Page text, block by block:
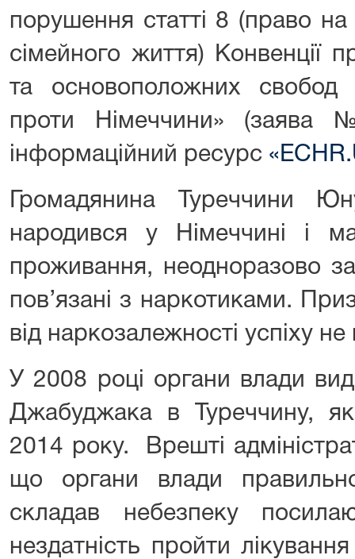
порушення статті 8 (право на
сімейного життя) Конвенції
та основоположних
проти Німеччини» (заява
інформаційний ресурс
Громадянина Туреччини
народився у Німеччині і
проживання, неодноразово
пов’язані з наркотиками.
від наркозалежності успіху
У 2008 році органи влади
Джабуджака в Туреччину,
2014 року. Врешті
що органи влади
складав небезпеку
нездатність пройти